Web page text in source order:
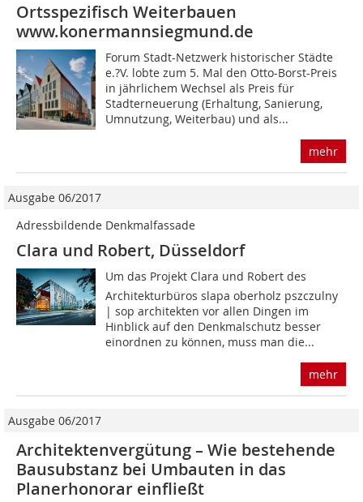
Ortsspezifisch Weiterbauen
www.konermannsiegmund.de
Forum Stadt-Netzwerk historischer Städte
e.?V. lobte zum 5. Mal den Otto-Borst-Preis
in jährlichem Wechsel als Preis für
Stadterneuerung (Erhaltung, Sanierung,
Umnutzung, Weiterbau) und als...
mehr
Ausgabe 06/2017
Adressbildende Denkmalfassade
Clara und Robert, Düsseldorf
Um das Projekt Clara und Robert des
Architekturbüros slapa oberholz pszczulny
| sop architekten vor allen Dingen im
Hinblick auf den Denkmalschutz besser
einordnen zu können, muss man die...
mehr
Ausgabe 06/2017
Architektenvergütung – Wie bestehende
Bausubstanz bei Umbauten in das
Planerhonorar einfließt